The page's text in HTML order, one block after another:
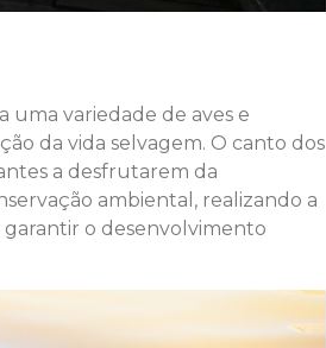
uma variedade de aves e
da vida selvagem. O canto dos
a desfrutarem da
ambiental, realizando a
o desenvolvimento